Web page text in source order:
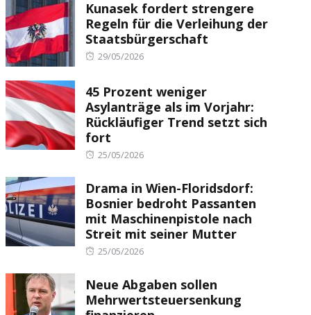
Kunasek fordert strengere
Regeln für die Verleihung der
Staatsbürgerschaft
Posted
29/05/2026
45 Prozent weniger
Asylanträge als im Vorjahr:
Rückläufiger Trend setzt sich
fort
Posted
25/05/2026
Drama in Wien-Floridsdorf:
Bosnier bedroht Passanten
mit Maschinenpistole nach
Streit mit seiner Mutter
Posted
25/05/2026
Neue Abgaben sollen
Mehrwertsteuersenkung